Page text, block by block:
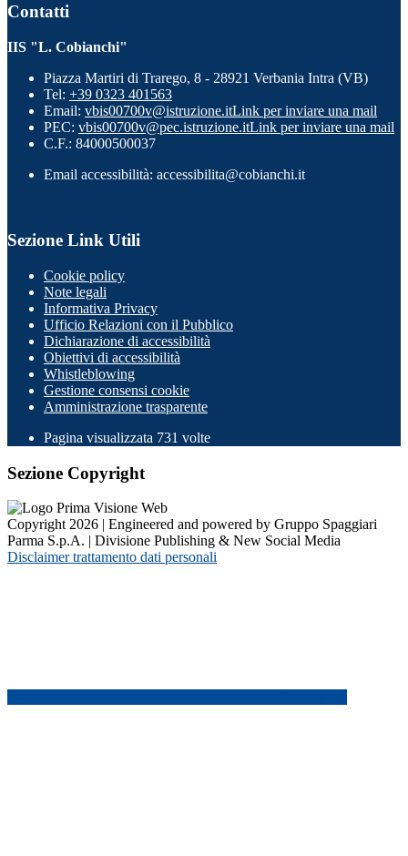
Contatti
IIS "L. Cobianchi"
Piazza Martiri di Trarego, 8 - 28921 Verbania Intra (VB)
Tel: +39 0323 401563
Email: vbis00700v@istruzione.itLink per inviare una mail
PEC: vbis00700v@pec.istruzione.itLink per inviare una mail
C.F.: 84000500037
Email accessibilità: accessibilita@cobianchi.it
Sezione Link Utili
Cookie policy
Note legali
Informativa Privacy
Ufficio Relazioni con il Pubblico
Dichiarazione di accessibilità
Obiettivi di accessibilità
Whistleblowing
Gestione consensi cookie
Amministrazione trasparente
Pagina visualizzata 731 volte
Sezione Copyright
Copyright 2026 | Engineered and powered by Gruppo Spaggiari
Parma S.p.A. | Divisione Publishing & New Social Media
Disclaimer trattamento dati personali